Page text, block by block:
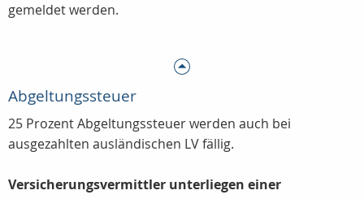
gemeldet werden.
Abgeltungssteuer
25 Prozent Abgeltungssteuer werden auch bei
ausgezahlten ausländischen LV fällig.
Versicherungsvermittler unterliegen einer